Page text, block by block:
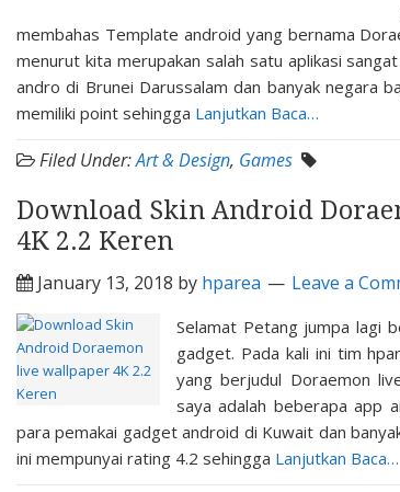
membahas Template android yang bernama
menurut kita merupakan salah satu aplikasi
andro di Brunei Darussalam dan banyak negara
memiliki point sehingga Lanjutkan Baca…
Filed Under:Art & Design, Games
Download Skin Android
4K 2.2 Keren
January 13, 2018 by hparea Leave a
Selamat Petang jumpa lagi
gadget. Pada kali ini tim
yang berjudul Doraemon
saya adalah beberapa app
para pemakai gadget android di Kuwait dan
ini mempunyai rating 4.2 sehingga Lanjutkan Baca…